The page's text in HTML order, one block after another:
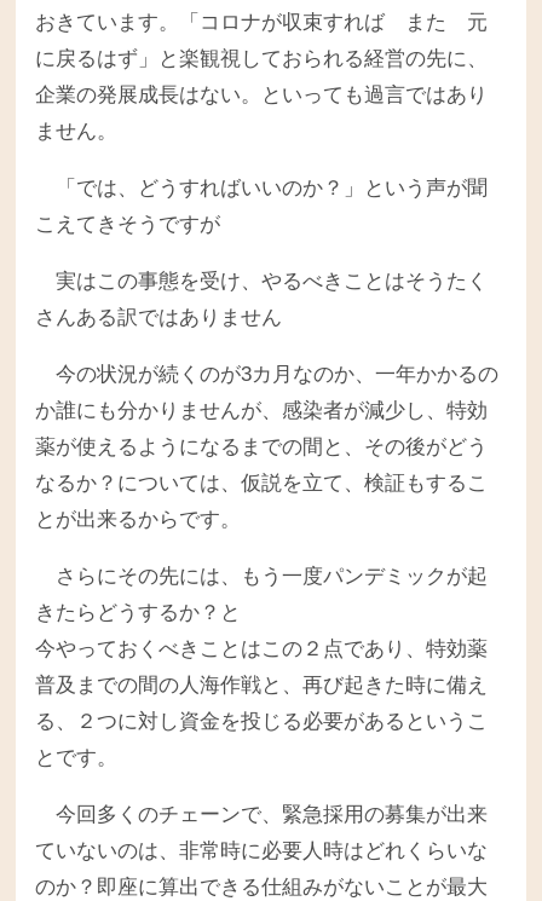
おきています。「コロナが収束すれば また 元
に戻るはず」と楽観視しておられる経営の先に、
企業の発展成長はない。といっても過言ではあり
ません。
「では、どうすればいいのか？」という声が聞
こえてきそうですが
実はこの事態を受け、やるべきことはそうたく
さんある訳ではありません
今の状況が続くのが3カ月なのか、一年かかるの
か誰にも分かりませんが、感染者が減少し、特効
薬が使えるようになるまでの間と、その後がどう
なるか？については、仮説を立て、検証もするこ
とが出来るからです。
さらにその先には、もう一度パンデミックが起
きたらどうするか？と
今やっておくべきことはこの２点であり、特効薬
普及までの間の人海作戦と、再び起きた時に備え
る、２つに対し資金を投じる必要があるというこ
とです。
今回多くのチェーンで、緊急採用の募集が出来
ていないのは、非常時に必要人時はどれくらいな
のか？即座に算出できる仕組みがないことが最大